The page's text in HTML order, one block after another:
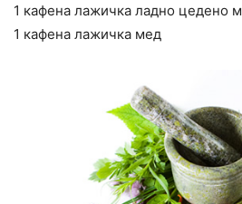
1 кафена лажичка ладно цедено
1 кафена лажичка мед